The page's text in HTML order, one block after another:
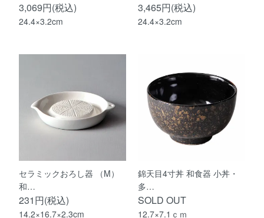
3,069円(税込)
24.4×3.2cm
3,465円(税込)
24.4×3.2cm
セラミックおろし器 （M）
和…
231円(税込)
14.2×16.7×2.3cm
錦天目4寸丼 和食器 小丼・
多…
SOLD OUT
12.7×7.1ｃｍ